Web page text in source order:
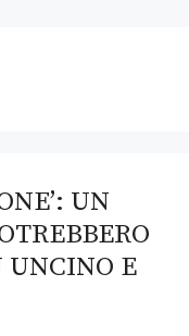
UN
UNCINO E